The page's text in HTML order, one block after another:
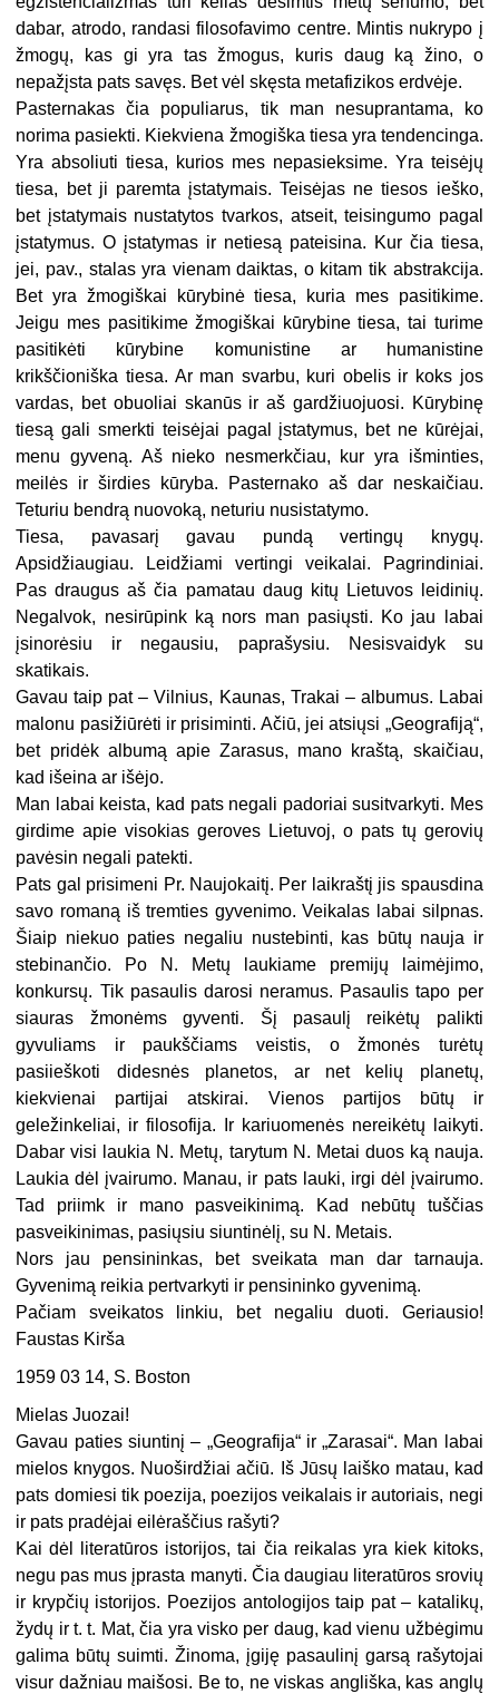
dabar, atrodo, randasi filosofavimo centre. Mintis nukrypo į
žmogų, kas gi yra tas žmogus, kuris daug ką žino, o
nepažįsta pats savęs. Bet vėl skęsta metafizikos erdvėje.
Pasternakas čia populiarus, tik man nesuprantama, ko
norima pasiekti. Kiekviena žmogiška tiesa yra tendencinga.
Yra absoliuti tiesa, kurios mes nepasieksime. Yra teisėjų
tiesa, bet ji paremta įstatymais. Teisėjas ne tiesos ieško,
bet įstatymais nustatytos tvarkos, atseit, teisingumo pagal
įstatymus. O įstatymas ir netiesą pateisina. Kur čia tiesa,
jei, pav., stalas yra vienam daiktas, o kitam tik abstrakcija.
Bet yra žmogiškai kūrybinė tiesa, kuria mes pasitikime.
Jeigu mes pasitikime žmogiškai kūrybine tiesa, tai turime
pasitikėti kūrybine komunistine ar humanistine
krikščioniška tiesa. Ar man svarbu, kuri obelis ir koks jos
vardas, bet obuoliai skanūs ir aš gardžiuojuosi. Kūrybinę
tiesą gali smerkti teisėjai pagal įstatymus, bet ne kūrėjai,
menu gyveną. Aš nieko nesmerkčiau, kur yra išminties,
meilės ir širdies kūryba. Pasternako aš dar neskaičiau.
Teturiu bendrą nuovoką, neturiu nusistatymo.
Tiesa, pavasarį gavau pundą vertingų knygų.
Apsidžiaugiau. Leidžiami vertingi veikalai. Pagrindiniai.
Pas draugus aš čia pamatau daug kitų Lietuvos leidinių.
Negalvok, nesirūpink ką nors man pasiųsti. Ko jau labai
įsinorėsiu ir negausiu, paprašysiu. Nesisvaidyk su
skatikais.
Gavau taip pat – Vilnius, Kaunas, Trakai – albumus. Labai
malonu pasižiūrėti ir prisiminti. Ačiū, jei atsiųsi „Geografiją“,
bet pridėk albumą apie Zarasus, mano kraštą, skaičiau,
kad išeina ar išėjo.
Man labai keista, kad pats negali padoriai susitvarkyti. Mes
girdime apie visokias geroves Lietuvoj, o pats tų gerovių
pavėsin negali patekti.
Pats gal prisimeni Pr. Naujokaitį. Per laikraštį jis spausdina
savo romaną iš tremties gyvenimo. Veikalas labai silpnas.
Šiaip niekuo paties negaliu nustebinti, kas būtų nauja ir
stebinančio. Po N. Metų laukiame premijų laimėjimo,
konkursų. Tik pasaulis darosi neramus. Pasaulis tapo per
siauras žmonėms gyventi. Šį pasaulį reikėtų palikti
gyvuliams ir paukščiams veistis, o žmonės turėtų
pasiieškoti didesnės planetos, ar net kelių planetų,
kiekvienai partijai atskirai. Vienos partijos būtų ir
geležinkeliai, ir filosofija. Ir kariuomenės nereikėtų laikyti.
Dabar visi laukia N. Metų, tarytum N. Metai duos ką nauja.
Laukia dėl įvairumo. Manau, ir pats lauki, irgi dėl įvairumo.
Tad priimk ir mano pasveikinimą. Kad nebūtų tuščias
pasveikinimas, pasiųsiu siuntinėlį, su N. Metais.
Nors jau pensininkas, bet sveikata man dar tarnauja.
Gyvenimą reikia pertvarkyti ir pensininko gyvenimą.
Pačiam sveikatos linkiu, bet negaliu duoti. Geriausio!
Faustas Kirša
1959 03 14, S. Boston
Mielas Juozai!
Gavau paties siuntinį – „Geografija“ ir „Zarasai“. Man labai
mielos knygos. Nuoširdžiai ačiū. Iš Jūsų laiško matau, kad
pats domiesi tik poezija, poezijos veikalais ir autoriais, negi
ir pats pradėjai eilėraščius rašyti?
Kai dėl literatūros istorijos, tai čia reikalas yra kiek kitoks,
negu pas mus įprasta manyti. Čia daugiau literatūros srovių
ir krypčių istorijos. Poezijos antologijos taip pat – katalikų,
žydų ir t. t. Mat, čia yra visko per daug, kad vienu užbėgimu
galima būtų suimti. Žinoma, įgiję pasaulinį garsą rašytojai
visur dažniau maišosi. Be to, ne viskas angliška, kas anglų